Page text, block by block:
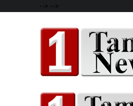
--> -->